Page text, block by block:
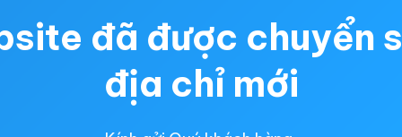
đã được chuyển
địa chỉ mới